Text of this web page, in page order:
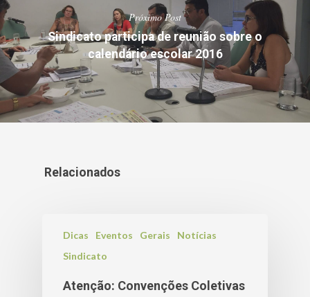
Próximo Post
Sindicato participa de reunião sobre o
calendário escolar 2016
Relacionados
Dicas Eventos Gerais
Notícias
Sindicato
Atenção: Convenções Coletivas